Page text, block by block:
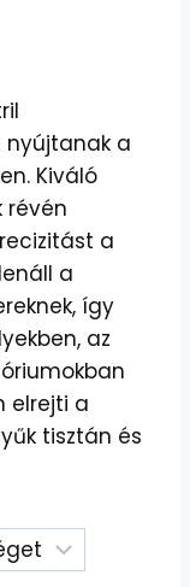
nyújtanak a
Kiváló
révén
a
a
így
az
elrejti a
tisztán és